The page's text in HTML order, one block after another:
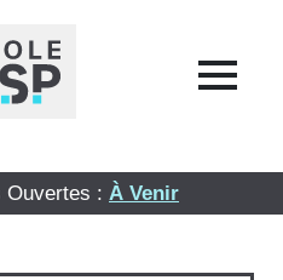
Ouvertes : À Venir